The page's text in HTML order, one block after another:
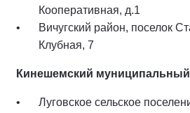
Кооперативная, д.1
Вичугский район, поселок
Клубная, 7
Кинешемский
Луговское сельское